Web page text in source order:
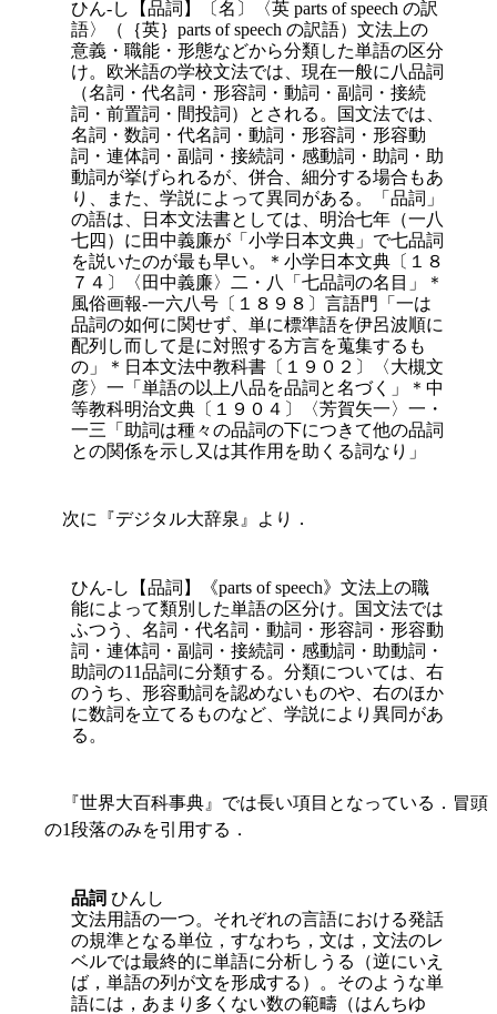
ひん-し【品詞】〔名〕〈英 parts of speech の訳
語〉（｛英｝parts of speech の訳語）文法上の
意義・職能・形態などから分類した単語の区分
け。欧米語の学校文法では、現在一般に八品詞
（名詞・代名詞・形容詞・動詞・副詞・接続
詞・前置詞・間投詞）とされる。国文法では、
名詞・数詞・代名詞・動詞・形容詞・形容動
詞・連体詞・副詞・接続詞・感動詞・助詞・助
動詞が挙げられるが、併合、細分する場合もあ
り、また、学説によって異同がある。「品詞」
の語は、日本文法書としては、明治七年（一八
七四）に田中義廉が「小学日本文典」で七品詞
を説いたのが最も早い。＊小学日本文典〔１８
７４〕〈田中義廉〉二・八「七品詞の名目」＊
風俗画報‐一六八号〔１８９８〕言語門「一は
品詞の如何に関せず、単に標準語を伊呂波順に
配列し而して是に対照する方言を蒐集するも
の」＊日本文法中教科書〔１９０２〕〈大槻文
彦〉一「単語の以上八品を品詞と名づく」＊中
等教科明治文典〔１９０４〕〈芳賀矢一〉一・
一三「助詞は種々の品詞の下につきて他の品詞
との関係を示し又は其作用を助くる詞なり」
次に『デジタル大辞泉』より．
ひん-し【品詞】《parts of speech》文法上の職
能によって類別した単語の区分け。国文法では
ふつう、名詞・代名詞・動詞・形容詞・形容動
詞・連体詞・副詞・接続詞・感動詞・助動詞・
助詞の11品詞に分類する。分類については、右
のうち、形容動詞を認めないものや、右のほか
に数詞を立てるものなど、学説により異同があ
る。
『世界大百科事典』では長い項目となっている．冒頭
の1段落のみを引用する．
品詞 ひんし
文法用語の一つ。それぞれの言語における発話
の規準となる単位，すなわち，文は，文法のレ
ベルでは最終的に単語に分析しうる（逆にいえ
ば，単語の列が文を形成する）。そのような単
語には，あまり多くない数の範疇（はんちゆ